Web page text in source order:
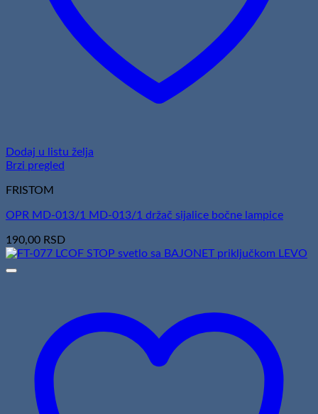
Dodaj u listu želja
Brzi pregled
FRISTOM
OPR MD-013/1 MD-013/1 držač sijalice bočne lampice
190,00 RSD